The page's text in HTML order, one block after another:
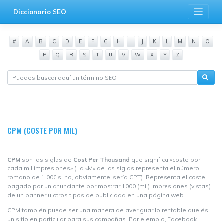
Diccionario SEO
# A B C D E F G H I J K L M N
O
P
Q R S T U V W X Y Z
CPM (COSTE POR MIL)
CPM son las siglas de Cost Per Thousand que significa «coste por
cada mil impresiones» (La «M» de las siglas representa el número
romano de 1.000 si no, obviamente, sería CPT). Representa el coste
pagado por un anunciante por mostrar 1000 (mil) impresiones (vistas)
de un banner u otros tipos de publicidad en una página web.
CPM también puede ser una manera de averiguar lo rentable que és
un sitio en particular para sus campañas. Por ejemplo, Facebook